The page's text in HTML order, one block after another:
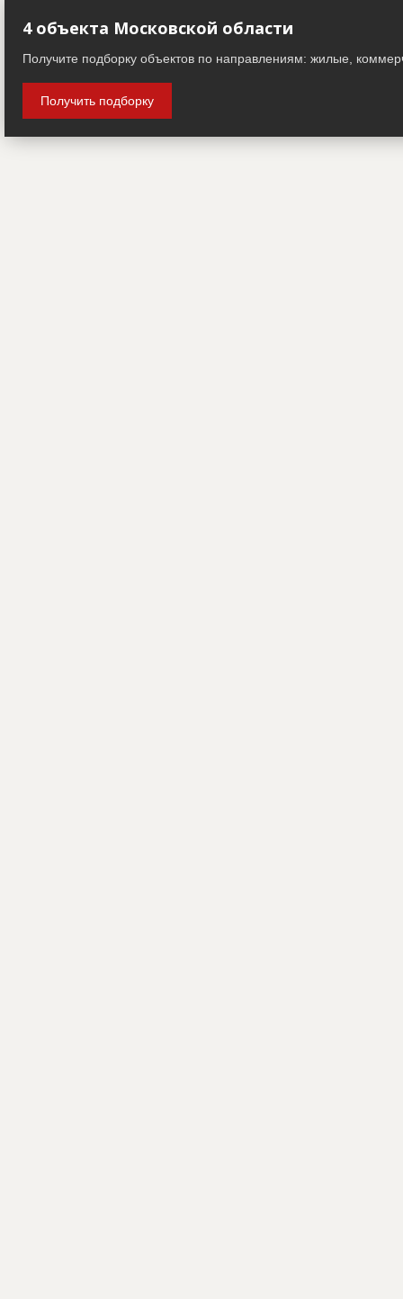
4 объекта Московской области
Получите подборку объектов по направлениям: жилые,
Получить подборку